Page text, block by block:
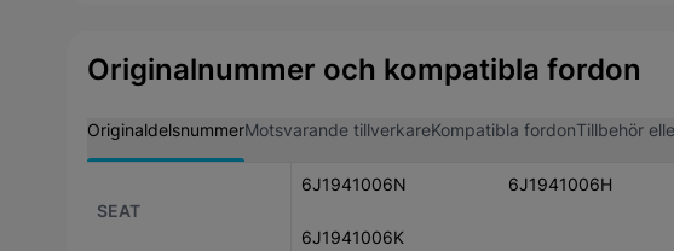
Originalnummer och kompatibla fordon
OriginaldelsnummerMotsvarande tillverkareKompatibla fordonTillbehör
SEAT
6J1941006N 6J1941006H
6J1941006K